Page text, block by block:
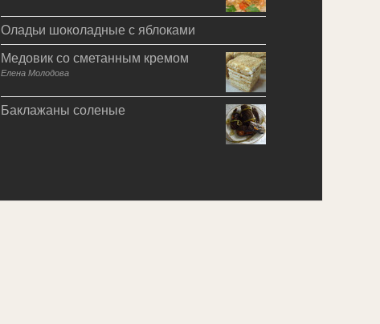
Оладьи шоколадные с яблоками
Медовик со сметанным кремом
Елена Молодова
Баклажаны соленые